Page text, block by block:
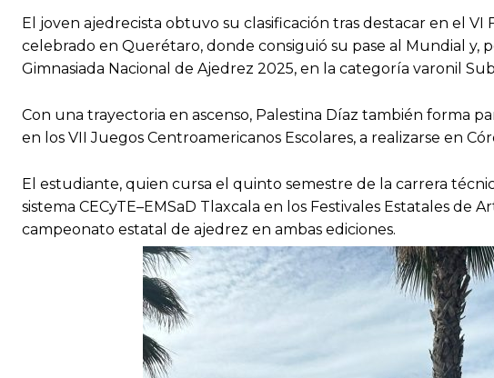
El joven ajedrecista obtuvo su clasificación tras destacar en el
celebrado en Querétaro, donde consiguió su pase al Mundial y,
Gimnasiada Nacional de Ajedrez 2025, en la categoría varonil
Con una trayectoria en ascenso, Palestina Díaz también forma
en los VII Juegos Centroamericanos Escolares, a realizarse en
El estudiante, quien cursa el quinto semestre de la carrera
sistema CECyTE–EMSaD Tlaxcala en los Festivales Estatales de
campeonato estatal de ajedrez en ambas ediciones.